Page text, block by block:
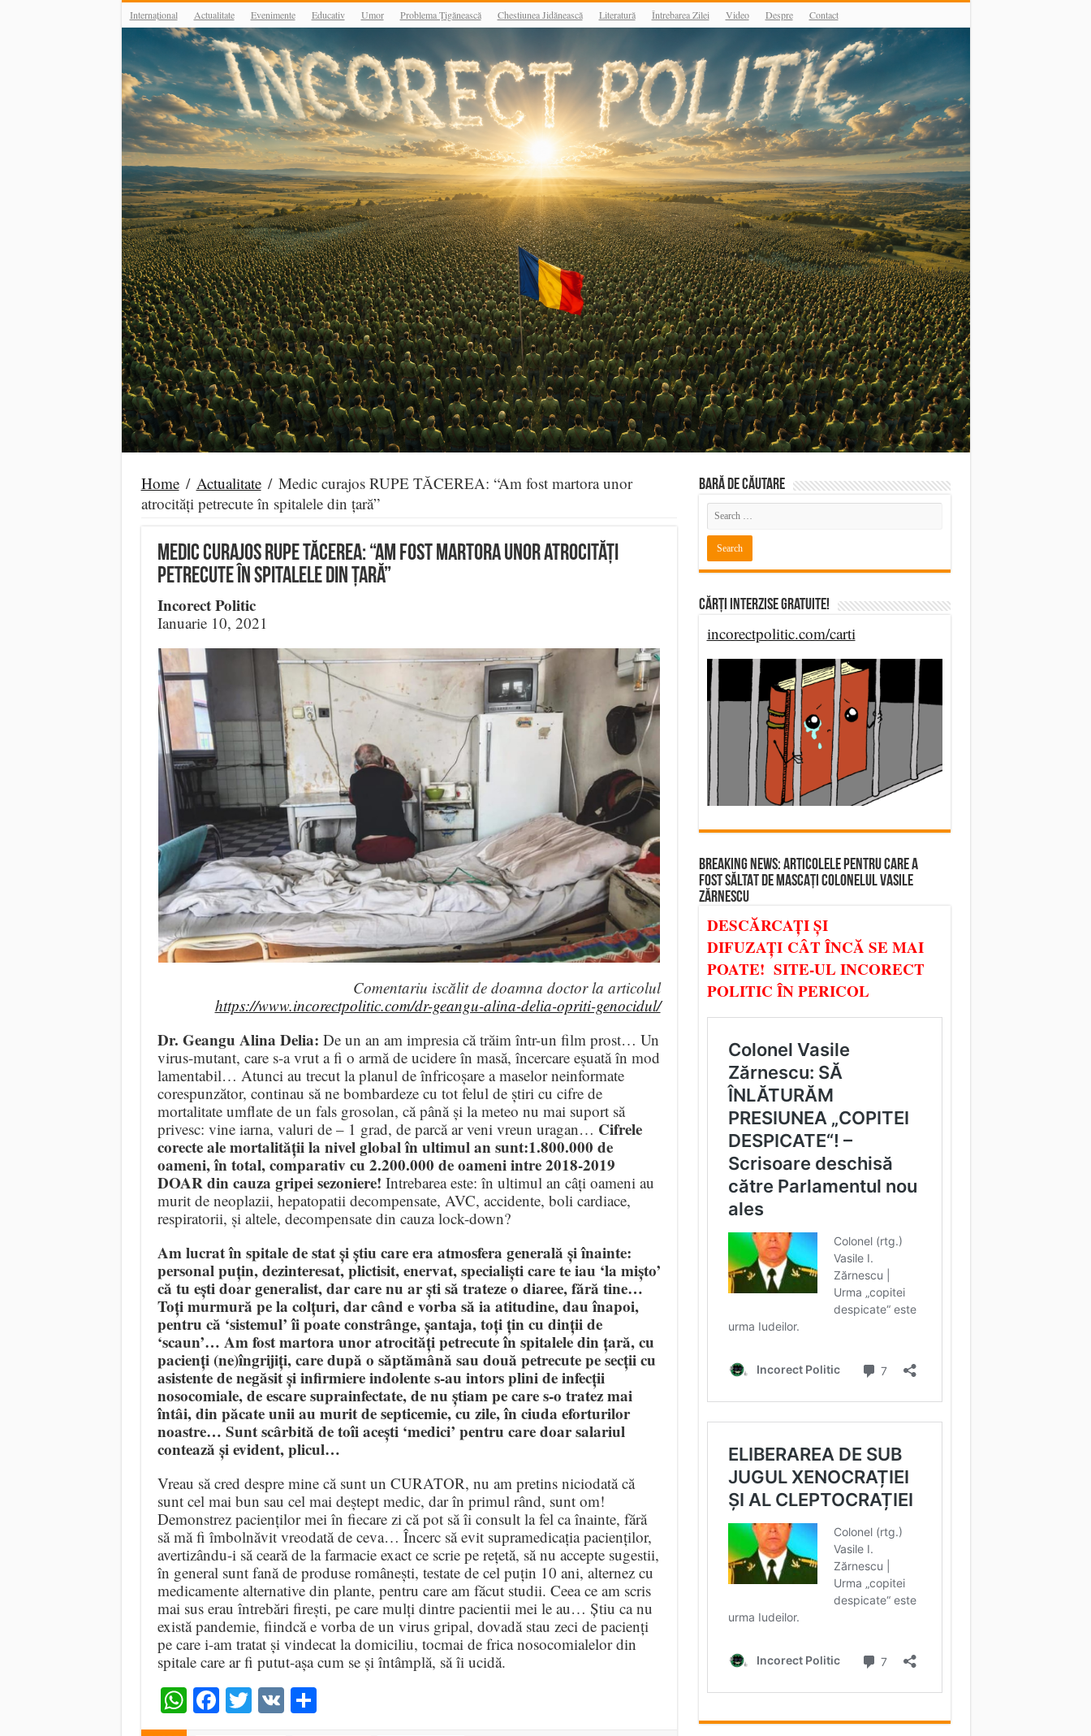
Internațional Actualitate Evenimente Educativ Umor Problema Țigănească Chestiunea Jidănească Literatură Întrebarea Zilei Video Despre Contact
Home / Actualitate / Medic curajos RUPE TĂCEREA: “Am fost martora unor
atrocități petrecute în spitalele din țară”
Medic curajos RUPE TĂCEREA: “Am fost martora unor atrocități
petrecute în spitalele din țară”
Incorect Politic
Ianuarie 10, 2021
Comentariu iscălit de doamna doctor la articolul
https://www.incorectpolitic.com/dr-geangu-alina-delia-opriti-genocidul/
Dr. Geangu Alina Delia: De un an am impresia că trăim într-un film prost… Un
virus-mutant, care s-a vrut a fi o armă de ucidere în masă, încercare eșuată în mod
lamentabil… Atunci au trecut la planul de înfricoșare a maselor neinformate
corespunzător, continau să ne bombardeze cu tot felul de știri cu cifre de
mortalitate umflate de un fals grosolan, că până și la meteo nu mai suport să
privesc: vine iarna, valuri de – 1 grad, de parcă ar veni vreun uragan… Cifrele
corecte ale mortalității la nivel global în ultimul an sunt:1.800.000 de
oameni, în total, comparativ cu 2.200.000 de oameni intre 2018-2019
DOAR din cauza gripei sezoniere! Intrebarea este: în ultimul an câți oameni au
murit de neoplazii, hepatopatii decompensate, AVC, accidente, boli cardiace,
respiratorii, și altele, decompensate din cauza lock-down?
Am lucrat în spitale de stat și știu care era atmosfera generală și înainte:
personal puțin, dezinteresat, plictisit, enervat, specialiști care te iau ‘la mișto’
că tu ești doar generalist, dar care nu ar ști să trateze o diaree, fără tine…
Toți murmură pe la colțuri, dar când e vorba să ia atitudine, dau înapoi,
pentru că ‘sistemul’ îi poate constrânge, șantaja, toți țin cu dinții de
‘scaun’… Am fost martora unor atrocități petrecute în spitalele din țară, cu
pacienți (ne)îngrijiți, care după o săptămână sau două petrecute pe secții cu
asistente de negăsit și infirmiere indolente s-au intors plini de infecții
nosocomiale, de escare suprainfectate, de nu știam pe care s-o tratez mai
întâi, din păcate unii au murit de septicemie, cu zile, în ciuda eforturilor
noastre… Sunt scârbită de toîi acești ‘medici’ pentru care doar salariul
contează și evident, plicul…
Vreau să cred despre mine că sunt un CURATOR, nu am pretins niciodată că
sunt cel mai bun sau cel mai deștept medic, dar în primul rând, sunt om!
Demonstrez pacienților mei în fiecare zi că pot să îi consult la fel ca înainte, fără
să mă fi îmbolnăvit vreodată de ceva… Încerc să evit supramedicația pacienților,
avertizându-i să ceară de la farmacie exact ce scrie pe rețetă, să nu accepte sugestii,
în general sunt fană de produse românești, testate de cel puțin 10 ani, alternez cu
medicamente alternative din plante, pentru care am făcut studii. Ceea ce am scris
mai sus erau întrebări firești, pe care mulți dintre pacientii mei le au… Știu ca nu
există pandemie, fiindcă e vorba de un virus gripal, dovadă stau zeci de pacienți
pe care i-am tratat și vindecat la domiciliu, tocmai de frica nosocomialelor din
spitale care ar fi putut-așa cum se și întâmplă, să îi ucidă.
WhatsApp
Facebook
Twitter
VKShare
BARĂ DE CĂUTARE
Cărți Interzise Gratuite!
incorectpolitic.com/carti
BREAKING NEWS: ARTICOLELE PENTRU CARE A
FOST SĂLTAT DE MASCAȚI COLONELUL VASILE
ZĂRNESCU
DESCĂRCAȚI ȘI
DIFUZAȚI CÂT ÎNCĂ SE MAI
POATE! SITE-UL INCORECT
POLITIC ÎN PERICOL